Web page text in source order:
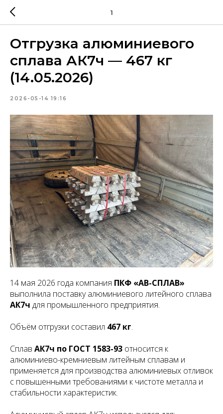
1
Отгрузка алюминиевого
сплава АК7ч — 467 кг
(14.05.2026)
2026-05-14 19:16
14 мая 2026 года компания ПКФ «АВ-СПЛАВ»
выполнила поставку алюминиевого литейного сплава
АК7ч для промышленного предприятия.
Объём отгрузки составил 467 кг.
Сплав АК7ч по ГОСТ 1583-93 относится к
алюминиево-кремниевым литейным сплавам и
применяется для производства алюминиевых отливок
с повышенными требованиями к чистоте металла и
стабильности характеристик.